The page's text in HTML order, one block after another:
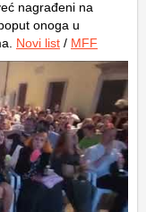
nagrađeni na
onoga u
Novi list / MFF